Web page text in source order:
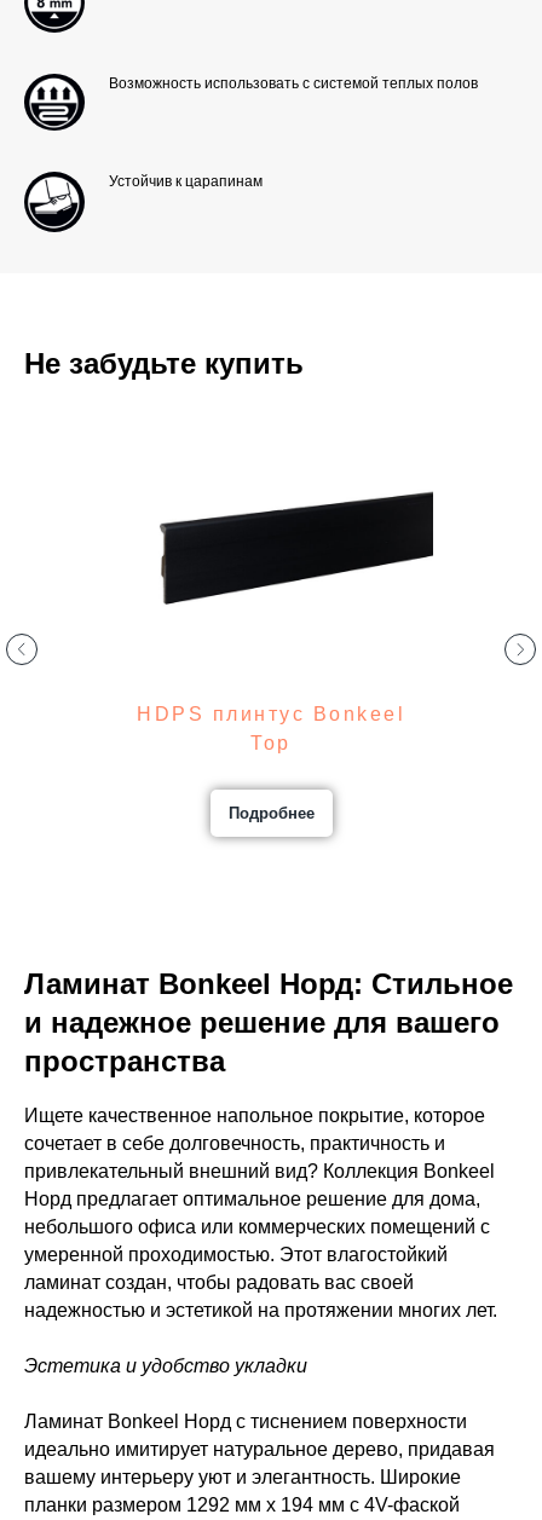
Возможность использовать с системой теплых полов
Устойчив к царапинам
Не забудьте купить
HDPS плинтус Bonkeel
Top
Подробнее
Ламинат Bonkeel Норд: Стильное
и надежное решение для вашего
пространства
Ищете качественное напольное покрытие, которое
сочетает в себе долговечность, практичность и
привлекательный внешний вид? Коллекция Bonkeel
Норд предлагает оптимальное решение для дома,
небольшого офиса или коммерческих помещений с
умеренной проходимостью. Этот влагостойкий
ламинат создан, чтобы радовать вас своей
надежностью и эстетикой на протяжении многих лет.
Эстетика и удобство укладки
Ламинат Bonkeel Норд с тиснением поверхности
идеально имитирует натуральное дерево, придавая
вашему интерьеру уют и элегантность. Широкие
планки размером 1292 мм х 194 мм с 4V-фаской